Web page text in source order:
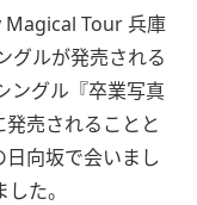
Magical Tour 兵庫
グルが発売される
ングル『卒業写真
売されることと
向坂で会いまし
た。